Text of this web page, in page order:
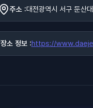
주소 :대전광역시 서구 둔산
장소 정보 :https://